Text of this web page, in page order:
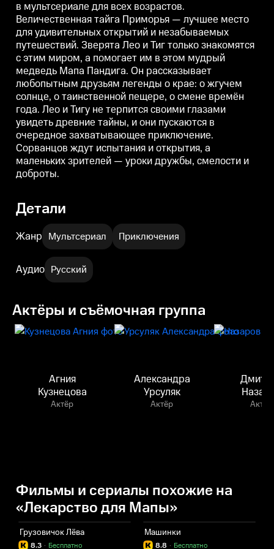
друзьям легенды о крае: о
жгучем солнце, о таинственной
Лео и Тигу не терпится своими
глазами увидеть древние
тайны, и они пускаются в
очередное захватывающее
приключение. Сорванцов ждут
испытания и открытия, а
маленьких зрителей — уроки
дружбы, смелости и доброты.
друзьям легенды о крае: о
жгучем солнце, о таинственной
пещере, о смене времён года.
Лео и Тигу не терпится своими
глазами увидеть древние
тайны, и они пускаются в
очередное захватывающее
приключение. Сорванцов ждут
испытания и открытия, а
маленьких зрителей — уроки
дружбы, смелости и доброты.
в мультсериале для всех возрастов.
Величественная тайга Приморья — лучшее место
для удивительных открытий и незабываемых
путешествий. Зверята Лео и Тиг только знакомятся
с этим миром, а помогает им в этом мудрый
медведь Мапа Пандига. Он рассказывает
любопытным друзьям легенды о крае: о жгучем
солнце, о таинственной пещере, о смене времён
года. Лео и Тигу не терпится своими глазами
увидеть древние тайны, и они пускаются в
очередное захватывающее приключение.
Сорванцов ждут испытания и открытия, а
маленьких зрителей — уроки дружбы, смелости и
доброты.
Детали
Жанр Мультсериал Приключения
Аудио Русский
Актёры и съёмочная группа
Агния
Кузнецова
Актёр
Александра
Урсуляк
Актёр Актёр
Фильмы и сериалы похожие на
«Лекарство для Мапы»
Грузовичок Лёва
8.3 Бесплатно
·
Машинки
8.8 Бесплатно
·